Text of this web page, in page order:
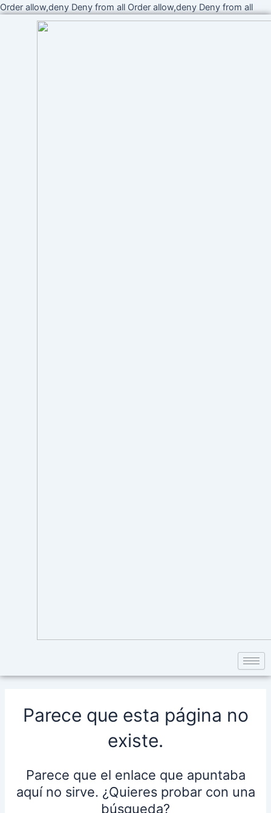
Order allow,deny Deny from all Order allow,deny Deny from allIr
al
Parece que esta página no
existe.
Parece que el enlace que apuntaba
aquí no sirve. ¿Quieres probar con una
búsqueda?